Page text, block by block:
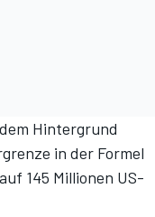
Hintergrund
in der Formel
145 Millionen US-